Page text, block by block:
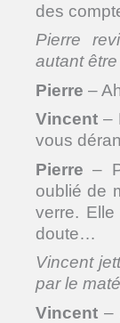
des
Pierre
autant
Pierre –
Vincent –
vous
Pierre –
oublié de
verre.
doute…
Vincent
par le
Vincent –